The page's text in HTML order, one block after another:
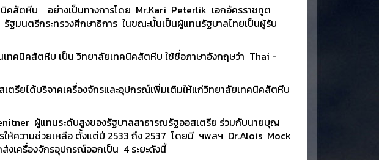
ตหีบ อย่างเป็นทางการโดย Mr.Kari Peterlik เอกอัครราชทูต
มนตรีกระทรวงศึกษาธิการ ในขณะนั้นเป็นผู้แทนรัฐบาลไทยเป็นผู้รับ
ทคนิคสัตหีบ เป็น วิทยาลัยเทคนิคสัตหีบ ใช้ชื่อภาษาอังกฤษว่า Thai -
ยได้บริจาคเครื่องจักรและอุปกรณ์เพิ่มเติมให้แก่วิทยาลัยเทคนิคสัตหีบ
ผู้แทนระดับสูงของรัฐบาลสาธารณรัฐออสเตรีย ร่วมกับนายบุญ
ห้ความช่วยเหลือ ตั้งแต่ปี 2533 ถึง 2537 โดยมี ฯพลฯ Dr.Alois Mock
งเครื่องจักรอุปกรณ์ออกเป็น 4 ระยะดังนี้